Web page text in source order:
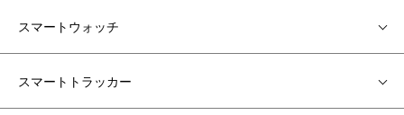
スマートウォッチ
スマートトラッカー